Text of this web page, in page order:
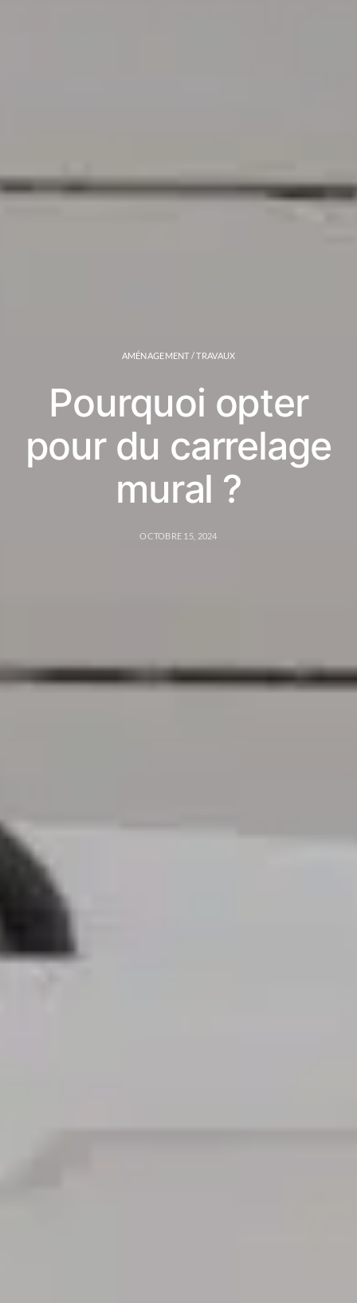
AMÉNAGEMENT / TRAVAUX
Pourquoi opter
pour du carrelage
mural ?
OCTOBRE 15, 2024